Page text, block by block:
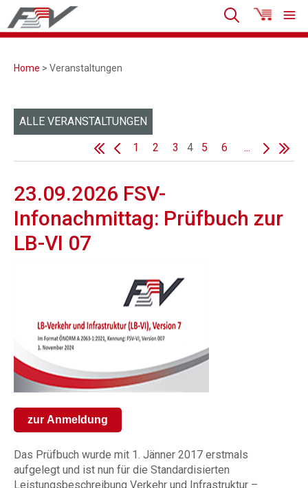
Home > Veranstaltungen
ALLE VERANSTALTUNGEN
1
2 3 4 5 6 ...
23.09.2026 FSV-
Infonachmittag: Prüfbuch zur
LB-VI 07
zur Anmeldung
Das Prüfbuch wurde mit 1. Jänner 2017 erstmals
aufgelegt und ist nun für die Standardisierten
Leistungsbeschreibung Verkehr und Infrastruktur –